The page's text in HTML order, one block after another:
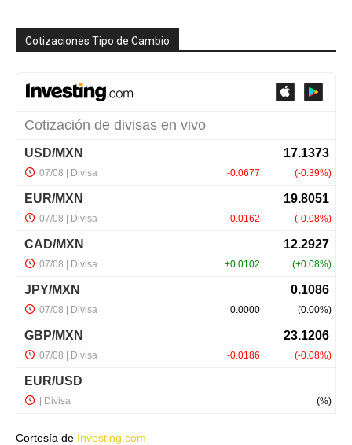
Cotizaciones Tipo de Cambio
Cortesía de Investing.com